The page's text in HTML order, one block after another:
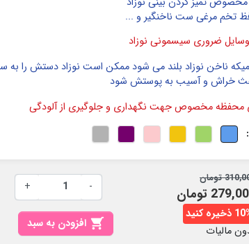
تخم مرغی ست ناخنگیر و ...
ضروری سیسمونی نوزاد
ناخن نوزاد بلند می شود ممکن است نوزاد دستش را
خراش و آسیب به پوستش شود
محفظه مخصوص جهت نگهداری و جلوگیری از آلودگی
تومان
تومان
کنید
مالیات
-
+
